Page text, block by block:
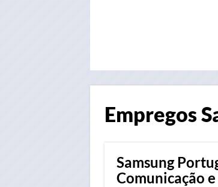
Empregos
Samsung
Comunicação